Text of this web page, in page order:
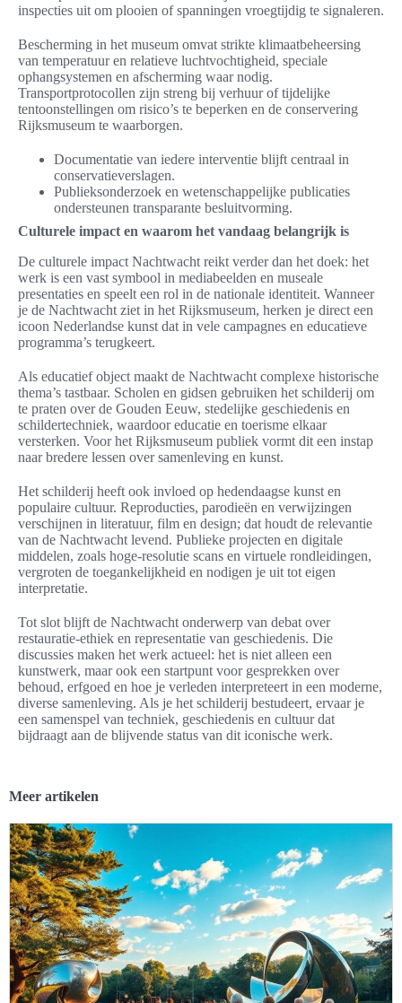
inspecties uit om plooien of spanningen vroegtijdig te signaleren.
Bescherming in het museum omvat strikte klimaatbeheersing
van temperatuur en relatieve luchtvochtigheid, speciale
ophangsystemen en afscherming waar nodig.
Transportprotocollen zijn streng bij verhuur of tijdelijke
tentoonstellingen om risico’s te beperken en de conservering
Rijksmuseum te waarborgen.
Documentatie van iedere interventie blijft centraal in
conservatieverslagen.
Publieksonderzoek en wetenschappelijke publicaties
ondersteunen transparante besluitvorming.
Culturele impact en waarom het vandaag belangrijk is
De culturele impact Nachtwacht reikt verder dan het doek: het
werk is een vast symbool in mediabeelden en museale
presentaties en speelt een rol in de nationale identiteit. Wanneer
je de Nachtwacht ziet in het Rijksmuseum, herken je direct een
icoon Nederlandse kunst dat in vele campagnes en educatieve
programma’s terugkeert.
Als educatief object maakt de Nachtwacht complexe historische
thema’s tastbaar. Scholen en gidsen gebruiken het schilderij om
te praten over de Gouden Eeuw, stedelijke geschiedenis en
schildertechniek, waardoor educatie en toerisme elkaar
versterken. Voor het Rijksmuseum publiek vormt dit een instap
naar bredere lessen over samenleving en kunst.
Het schilderij heeft ook invloed op hedendaagse kunst en
populaire cultuur. Reproducties, parodieën en verwijzingen
verschijnen in literatuur, film en design; dat houdt de relevantie
van de Nachtwacht levend. Publieke projecten en digitale
middelen, zoals hoge-resolutie scans en virtuele rondleidingen,
vergroten de toegankelijkheid en nodigen je uit tot eigen
interpretatie.
Tot slot blijft de Nachtwacht onderwerp van debat over
restauratie-ethiek en representatie van geschiedenis. Die
discussies maken het werk actueel: het is niet alleen een
kunstwerk, maar ook een startpunt voor gesprekken over
behoud, erfgoed en hoe je verleden interpreteert in een moderne,
diverse samenleving. Als je het schilderij bestudeert, ervaar je
een samenspel van techniek, geschiedenis en cultuur dat
bijdraagt aan de blijvende status van dit iconische werk.
Meer artikelen